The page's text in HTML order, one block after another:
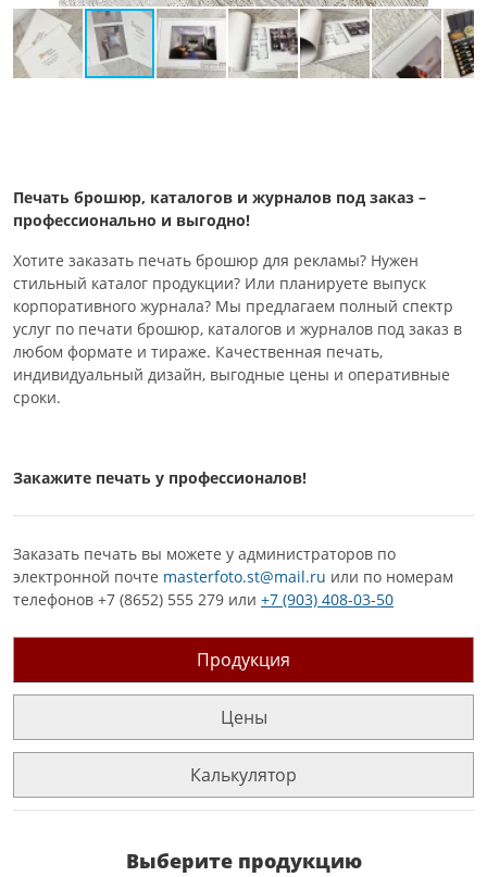
Печать брошюр, каталогов и журналов под заказ –
профессионально и выгодно!
Хотите заказать печать брошюр для рекламы? Нужен
стильный каталог продукции? Или планируете выпуск
корпоративного журнала? Мы предлагаем полный спектр
услуг по печати брошюр, каталогов и журналов под заказ в
любом формате и тираже. Качественная печать,
индивидуальный дизайн, выгодные цены и оперативные
сроки.
Закажите печать у профессионалов!
Заказать печать вы можете у администраторов по
электронной почте masterfoto.st@mail.ru или по номерам
телефонов +7 (8652) 555 279 или +7 (903) 408-03-50
Продукция
Цены
Калькулятор
Выберите продукцию